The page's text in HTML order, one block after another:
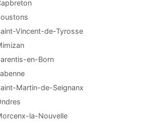
Vincent-de-Tyrosse
en-Born
Martin-de-Seignanx
la-Nouvelle